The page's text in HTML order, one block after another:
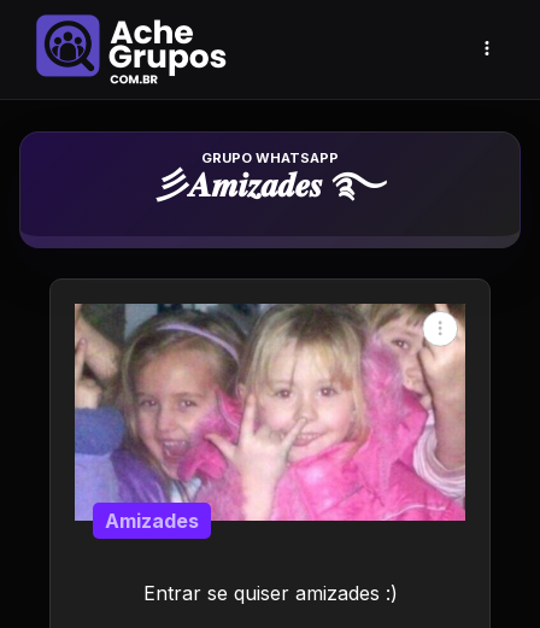
Grupo de Whatsapp
彡𝑨𝒎𝒊𝒛𝒂𝒅𝒆𝒔 ࿐
Entrar se quiser amizades :)
Amizades